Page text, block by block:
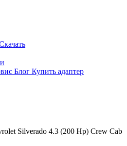
Блог Купить адаптер
Silverado 4.3 (200 Hp) Crew Cab